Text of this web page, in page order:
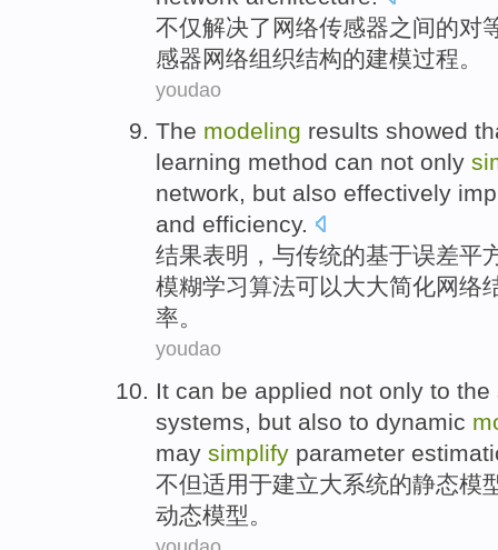
不仅解决了 网络传感器之间的对
感器网络组织结构的建模过程 。
youdao
The modeling results showed
learning method can not only
network, but also effectively
and efficiency.
结果表明 ，与传统的基于误差平
模糊学习算法可以大大简化网络
率。
youdao
It can be applied not only to the
systems, but also to dynamic
may simplify parameter
不但适用于建立大系统的静态模
动态模型。